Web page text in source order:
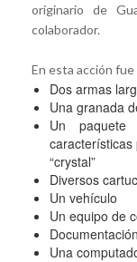
originario de
colaborador.
En esta acción
Dos armas
Una granada
Un
“crystal”
Diversos
Un vehículo
Un equipo de
Una